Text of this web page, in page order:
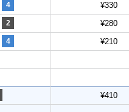
4 ¥330
2 ¥280
4 ¥210
¥410